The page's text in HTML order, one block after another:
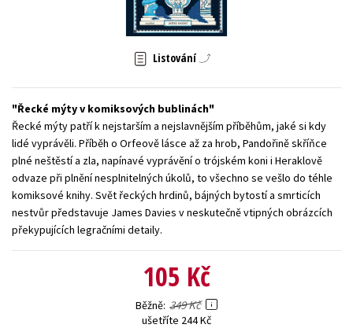
Zahraniční literatura
Všechny tituly
Listování
Řecké mýty v komiksových bublinách
Řecké mýty patří k nejstarším a nejslavnějším příběhům, jaké si kdy
lidé vyprávěli. Příběh o Orfeově lásce až za hrob, Pandořině skříňce
plné neštěstí a zla, napínavé vyprávění o trójském koni i Heraklově
odvaze při plnění nesplnitelných úkolů, to všechno se vešlo do téhle
komiksové knihy. Svět řeckých hrdinů, bájných bytostí a smrticích
nestvůr představuje James Davies v neskutečně vtipných obrázcích
překypujících legračními detaily.
105 Kč
Běžně 349 Kč
ušetříte 244 Kč